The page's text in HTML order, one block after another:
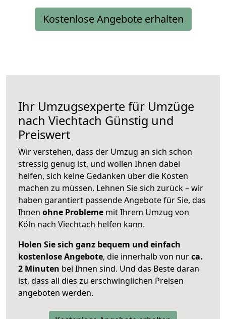
Kostenlose Angebote erhalten
Ihr Umzugsexperte für Umzüge
nach Viechtach Günstig und
Preiswert
Wir verstehen, dass der Umzug an sich schon
stressig genug ist, und wollen Ihnen dabei
helfen, sich keine Gedanken über die Kosten
machen zu müssen. Lehnen Sie sich zurück – wir
haben garantiert passende Angebote für Sie, das
Ihnen ohne Probleme mit Ihrem Umzug von
Köln nach Viechtach helfen kann.
Holen Sie sich ganz bequem und einfach
kostenlose Angebote, die innerhalb von nurca.
2 Minuten bei Ihnen sind. Und das Beste daran
ist, dass all dies zu erschwinglichen Preisen
angeboten werden.